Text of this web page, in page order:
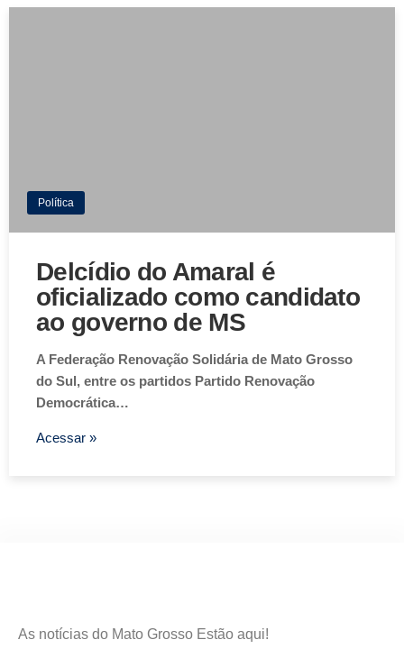
Política
Delcídio do Amaral é
oficializado como candidato
ao governo de MS
A Federação Renovação Solidária de Mato Grosso
do Sul, entre os partidos Partido Renovação
Democrática…
Acessar »
As notícias do Mato Grosso Estão aqui!